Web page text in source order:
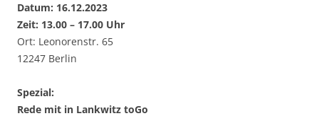
Datum: 16.12.2023
Zeit: 13.00 – 17.00 Uhr
Ort: Leonorenstr. 65
12247 Berlin
Spezial:
Rede mit in Lankwitz toGo